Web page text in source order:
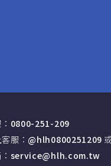
0800-251-209
服： @hlh0800251209
service@hlh.com.tw